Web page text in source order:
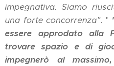
impegnativa. Siamo
una forte concorrenza". "
essere approdato alla
trovare spazio e di
impegnerò al